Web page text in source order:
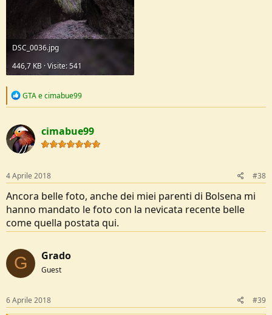
DSC_0036.jpg
446,7 KB · Visite: 541
R
c
t
i
o
s
:
GTAecimabue99
cimabue99
4 Aprile 2018 #38
Ancora belle foto, anche dei miei parenti di Bolsena mi
hanno mandato le foto con la nevicata recente belle
come quella postata qui.
G Grado
Guest
6 Aprile 2018 #39